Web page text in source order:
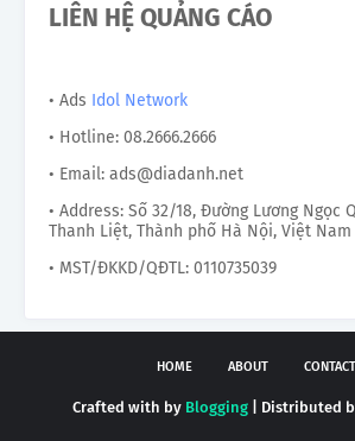
LIÊN HỆ QUẢNG CÁO
• Ads Idol Network
• Hotline: 08.2666.2666
• Email: ads@diadanh.net
• Address: Số 32/18, Đường Lương Ngọc
Thanh Liệt, Thành phố Hà Nội, Việt Nam
• MST/ĐKKD/QĐTL: 0110735039
HOME ABOUT
Crafted with by Blogging | Distributed